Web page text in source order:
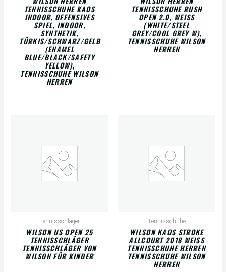
TENNISSCHUHE KAOS
INDOOR, OFFENSIVES
SPIEL, INDOOR,
SYNTHETIK,
TÜRKIS/SCHWARZ/GELB
(ENAMEL
BLUE/BLACK/SAFETY
YELLOW),
TENNISSCHUHE WILSON
HERREN
TENNISSCHUHE RUSH
OPEN 2.0, WEISS (
WHITE/STEEL G
REY/COOL GREY W), T
ENNISSCHUHE WILSON H
ERREN
Tennisschläger
WILSON US OPEN 25
TENNISSCHLÄGER
TENNISSCHLÄGER VON
WILSON FÜR KINDER
Tennisschuhe
WILSON KAOS STROKE
ALLCOURT 2018 WEISS
TENNISSCHUHE HERREN
TENNISSCHUHE WILSON
HERREN